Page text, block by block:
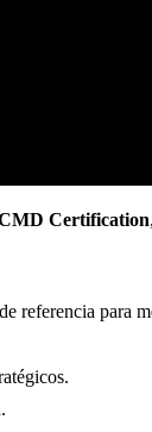
Certification
referencia para